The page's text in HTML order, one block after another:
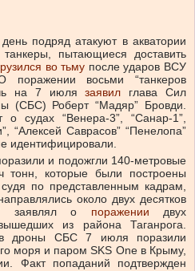
подряд атакуют в акватории
танкеры, пытающиеся доставить
во тьму после ударов ВСУ
поражении восьми “танкеров
на 7 июлязаявил глава Сил
(СБС) Роберт “Мадяр” Бровди.
судах “Венера-3”, “Санар-1”,
“Алексей Саврасов” “Пенелопа”
идентифицировали.
и подожгли 140-метровые
тонн, которые были построены
по представленным кадрам,
около двух десятков
заявлял о поражении двух
из района Таганрога.
дроны СБС 7 июля поразили
моря и паром SKS One в Крыму,
Факт попаданий подтвержден